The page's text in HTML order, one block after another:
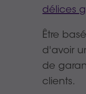
délices
Être
d'avoir
de
clients.